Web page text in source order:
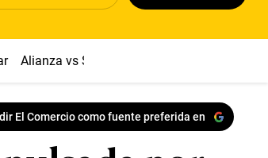
Alianza vs Sport Boys
El Comercio como fuente preferida en